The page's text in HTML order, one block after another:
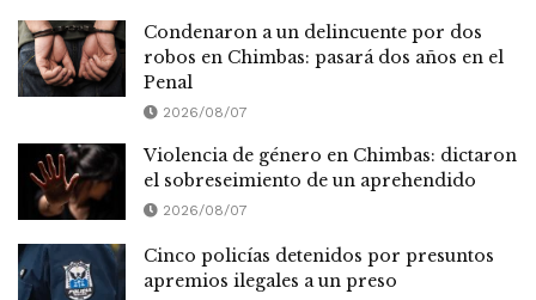
Condenaron a un delincuente por dos
robos en Chimbas: pasará dos años en el
Penal
2026/08/07
Violencia de género en Chimbas: dictaron
el sobreseimiento de un aprehendido
2026/08/07
Cinco policías detenidos por presuntos
apremios ilegales a un preso